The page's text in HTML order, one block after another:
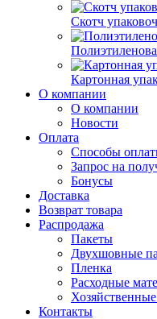
Скотч
Картонная
О компании
О компании
Новости
Оплата
Способы
Запрос на
Бонусы
Доставка
Возврат товара
Распродажа
Пакеты
Двухшовные
Пленка
Расходные
Контакты